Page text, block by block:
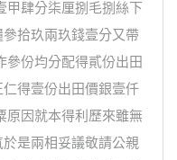
甲肆分柒厘捌毛捌絲下
拾玖兩玖錢壹分又帶
參份均分配得貳份出田
得壹份出田價銀壹仟
原因就本得利歷來雖無
是兩相妥議敬請公親